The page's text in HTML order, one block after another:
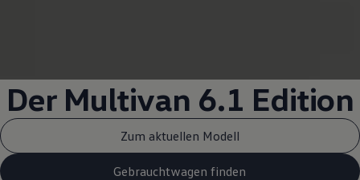
Der Multivan 6.1 Edition
Zum aktuellen Modell
Gebrauchtwagen finden